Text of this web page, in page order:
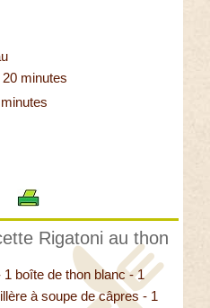
minutes
Rigatoni au thon
boîte de thon blanc - 1
à soupe de câpres - 1